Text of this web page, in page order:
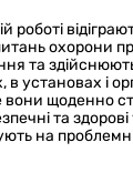
роботі
охорони
та
в установах і
щоденно
та
на